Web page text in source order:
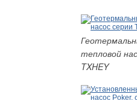
тепловой
TXHEY
организаций тоже
проект «Тепло под ключ»
и монтажа отопительного
комплексности предложения
реализации. Уже в ближайшее
включающий поставку и
Рис. 6
Рис. 7